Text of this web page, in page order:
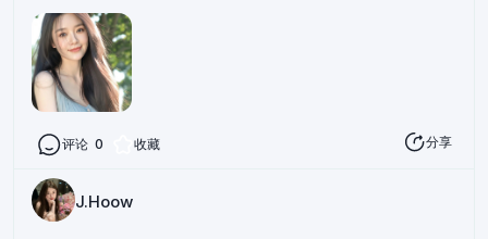
评论 0 收藏 分享
J.Hoow